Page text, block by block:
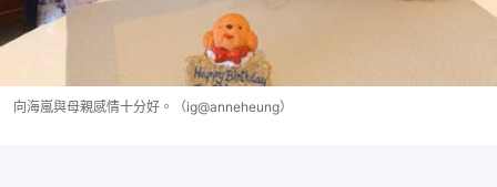
向海嵐與母親感情十分好。（ig@anneheung）